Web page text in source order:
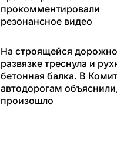
прокомментировали
резонансное видео
На строящейся
развязке треснула и
бетонная балка. В
автодорогам
произошло